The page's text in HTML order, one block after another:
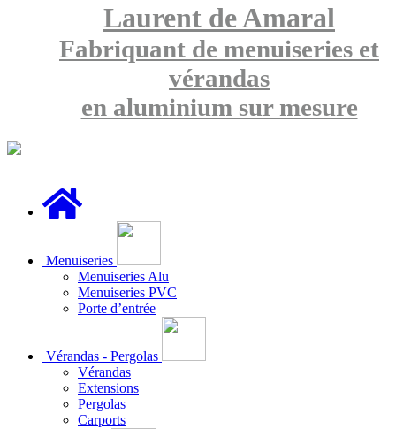
Laurent de Amaral
Fabriquant de menuiseries et
vérandas
en aluminium sur mesure
Menuiseries
Menuiseries Alu
Menuiseries PVC
Porte d’entrée
Vérandas - Pergolas
Vérandas
Extensions
Pergolas
Carports